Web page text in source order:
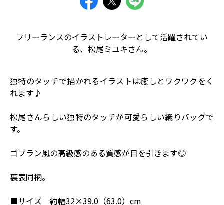
フリーランスのイラストレーターとして活躍されてい
る、松尾ミユキさん。
独特のタッチで描かれるイラストは癒しとワクワクをく
れます♪
松尾さんらしい独特のタッチが可愛らしい織りバッグで
す。
ゴブラン風の高級感のある質感が目を引きます◎
裏表同柄。
■サイズ 約幅32×39.0（63.0）cm